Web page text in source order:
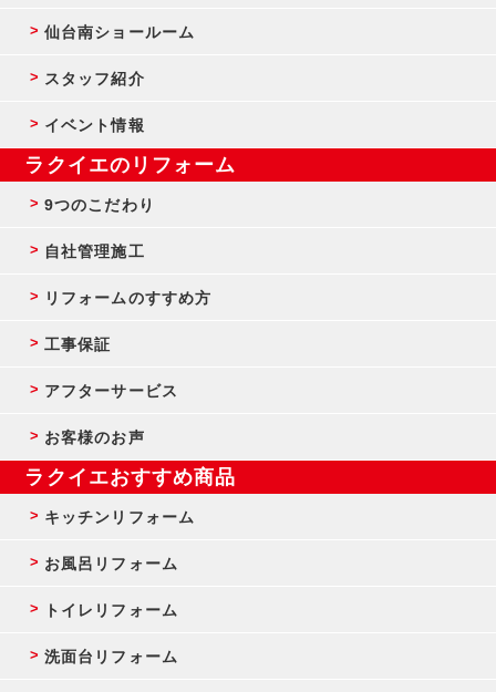
仙台南ショールーム
スタッフ紹介
イベント情報
ラクイエのリフォーム
9つのこだわり
自社管理施工
リフォームのすすめ方
工事保証
アフターサービス
お客様のお声
ラクイエおすすめ商品
キッチンリフォーム
お風呂リフォーム
トイレリフォーム
洗面台リフォーム